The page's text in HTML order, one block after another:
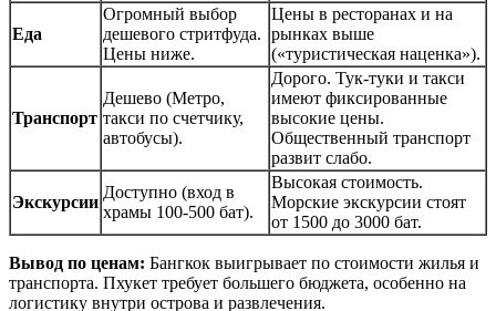
Еда
Огромный выбор
дешевого стритфуда.
Цены ниже.
Цены в ресторанах и на
рынках выше
(«туристическая наценка»).
Транспорт
Дешево (Метро,
такси по счетчику,
автобусы).
Дорого. Тук-туки и такси
имеют фиксированные
высокие цены.
Общественный транспорт
развит слабо.
Экскурсии
Доступно (вход в
храмы 100-500 бат).
Высокая стоимость.
Морские экскурсии стоят
от 1500 до 3000 бат.
Вывод по ценам: Бангкок выигрывает по стоимости жилья и
транспорта. Пхукет требует большего бюджета, особенно на
логистику внутри острова и развлечения.